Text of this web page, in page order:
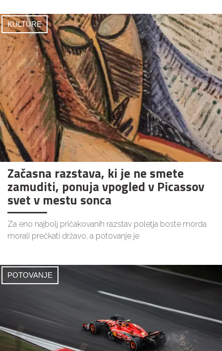
KULTURE
Začasna razstava, ki je ne smete
zamuditi, ponuja vpogled v Picassov
svet v mestu sonca
Za eno najbolj pričakovanih razstav poletja boste morda
morali prečkati državo, a potovanje je
POTOVANJE